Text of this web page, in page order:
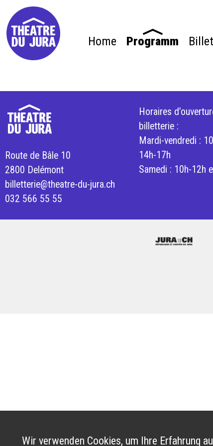
Home Programm
Route de Bâle 10
2800 Delémont
billetterie@theatre-du-jura.ch
032 566 55 55
Horaires
billetterie :
Mardi-vendredi :
14h-17h
Samedi : 10h-12h
Wir verwenden Cookies, um Ihre Erfahrung